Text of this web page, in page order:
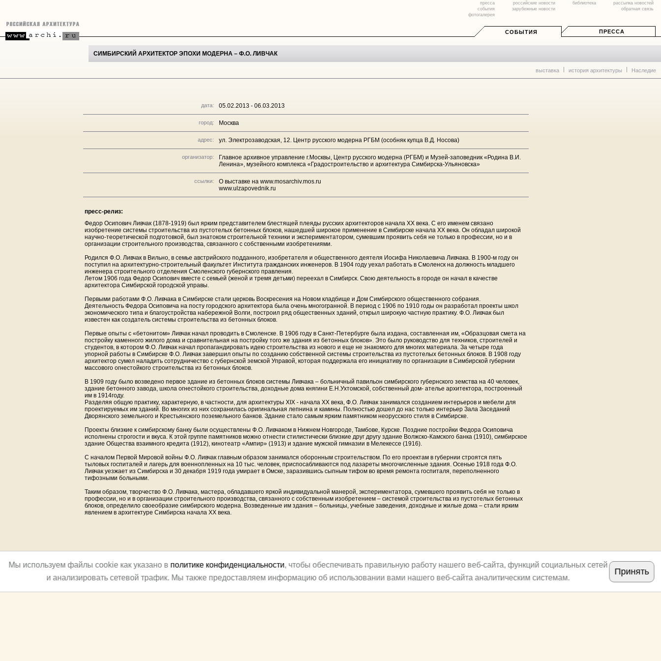
пресса
события
фотогалерея
российские новости
зарубежные новости
библиотека
рассылка новостей
обратная связь
СОБЫТИЯ ПРЕССА
СИМБИРСКИЙ АРХИТЕКТОР ЭПОХИ МОДЕРНА – Ф.О. ЛИВЧАК
выставка история архитектуры Наследие
дата: 05.02.2013 - 06.03.2013
город: Москва
адрес: ул. Электрозаводская, 12. Центр русского модерна РГБМ (особняк купца В.Д. Носова)
организатор:
Главное архивное управление г.Москвы, Центр русского модерна (РГБМ) и Музей-заповедник «Родина В.И.
Ленина», музейного комплекса «Градостроительство и архитектура Симбирска-Ульяновска»
ссылки:
О выставке на www.mosarchiv.mos.ru
www.ulzapovednik.ru
пресс-релиз:
Федор Осипович Ливчак (1878-1919) был ярким представителем блестящей плеяды русских архитекторов начала XX века. С его именем связано
изобретение системы строительства из пустотелых бетонных блоков, нашедшей широкое применение в Симбирске начала XX века. Он обладал широкой
научно-теоретической подготовкой, был знатоком строительной техники и экспериментатором, сумевшим проявить себя не только в профессии, но и в
организации строительного производства, связанного с собственными изобретениями.
Родился Ф.О. Ливчак в Вильно, в семье австрийского подданного, изобретателя и общественного деятеля Иосифа Николаевича Ливчака. В 1900-м году он
поступил на архитектурно-строительный факультет Института гражданских инженеров. В 1904 году уехал работать в Смоленск на должность младшего
инженера строительного отделения Смоленского губернского правления.
Летом 1906 года Федор Осипович вместе с семьей (женой и тремя детьми) переехал в Симбирск. Свою деятельность в городе он начал в качестве
архитектора Симбирской городской управы.
Первыми работами Ф.О. Ливчака в Симбирске стали церковь Воскресения на Новом кладбище и Дом Симбирского общественного собрания.
Деятельность Федора Осиповича на посту городского архитектора была очень многогранной. В период с 1906 по 1910 годы он разработал проекты школ
экономического типа и благоустройства набережной Волги, построил ряд общественных зданий, открыл широкую частную практику. Ф.О. Ливчак был
известен как создатель системы строительства из бетонных блоков.
Первые опыты с «бетонитом» Ливчак начал проводить в Смоленске. В 1906 году в Санкт-Петербурге была издана, составленная им, «Образцовая смета на
постройку каменного жилого дома и сравнительная на постройку того же здания из бетонных блоков». Это было руководство для техников, строителей и
студентов, в котором Ф.О. Ливчак начал пропагандировать идею строительства из нового и еще не знакомого для многих материала. За четыре года
упорной работы в Симбирске Ф.О. Ливчак завершил опыты по созданию собственной системы строительства из пустотелых бетонных блоков. В 1908 году
архитектор сумел наладить сотрудничество с губернской земской Управой, которая поддержала его инициативу по организации в Симбирской губернии
массового огнестойкого строительства из бетонных блоков.
В 1909 году было возведено первое здание из бетонных блоков системы Ливчака – больничный павильон симбирского губернского земства на 40 человек,
здание бетонного завода, школа огнестойкого строительства, доходные дома княгини Е.Н.Ухтомской, собственный дом- ателье архитектора, построенный
им в 1914году.
Разделяя общую практику, характерную, в частности, для архитектуры XIX - начала XX века, Ф.О. Ливчак занимался созданием интерьеров и мебели для
проектируемых им зданий. Во многих из них сохранилась оригинальная лепнина и камины. Полностью дошел до нас только интерьер Зала Заседаний
Дворянского земельного и Крестьянского поземельного банков. Здание стало самым ярким памятником неорусского стиля в Симбирске.
Проекты близкие к симбирскому банку были осуществлены Ф.О. Ливчаком в Нижнем Новгороде, Тамбове, Курске. Поздние постройки Федора Осиповича
исполнены строгости и вкуса. К этой группе памятников можно отнести стилистически близкие друг другу здание Волжско-Камского банка (1910), симбирское
здание Общества взаимного кредита (1912), кинотеатр «Ампир» (1913) и здание мужской гимназии в Мелекессе (1916).
С началом Первой Мировой войны Ф.О. Ливчак главным образом занимался оборонным строительством. По его проектам в губернии строятся пять
тыловых госпиталей и лагерь для военнопленных на 10 тыс. человек, приспосабливаются под лазареты многочисленные здания. Осенью 1918 года Ф.О.
Ливчак уезжает из Симбирска и 30 декабря 1919 года умирает в Омске, заразившись сыпным тифом во время ремонта госпиталя, переполненного
тифозными больными.
Таким образом, творчество Ф.О. Ливчака, мастера, обладавшего яркой индивидуальной манерой, экспериментатора, сумевшего проявить себя не только в
профессии, но и в организации строительного производства, связанного с собственным изобретением – системой строительства из пустотелых бетонных
блоков, определило своеобразие симбирского модерна. Возведенные им здания – больницы, учебные заведения, доходные и жилые дома – стали ярким
явлением в архитектуре Симбирска начала XX века.
Мы используем файлы cookie как указано в политике конфиденциальности, чтобы обеспечивать правильную работу нашего веб-сайта, функций социальных сетей
и анализировать сетевой трафик. Мы также предоставляем информацию об использовании вами нашего веб-сайта аналитическим системам.
Принять